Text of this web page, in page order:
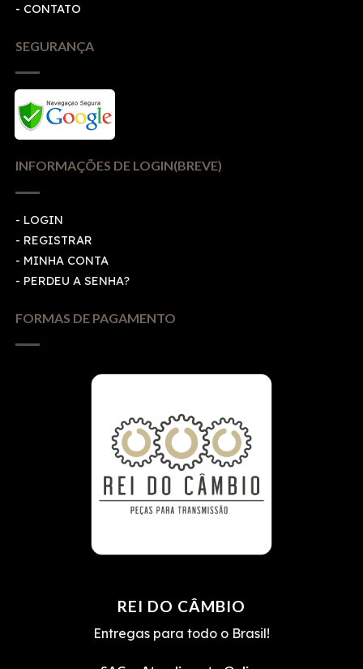
- CONTATO
SEGURANÇA
INFORMAÇÕES DE LOGIN(BREVE)
- LOGIN
- REGISTRAR
- MINHA CONTA
- PERDEU A SENHA?
FORMAS DE PAGAMENTO
REI DO CÂMBIO
Entregas para todo o Brasil!